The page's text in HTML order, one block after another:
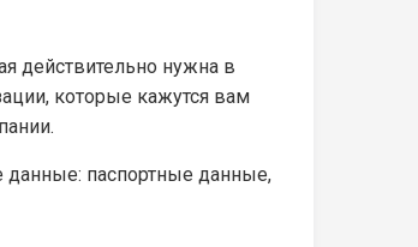
действительно нужна в
которые кажутся вам
данные: паспортные данные,